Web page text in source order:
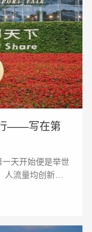
行——写在第
天开始便是举世
人流量均创新
是往届